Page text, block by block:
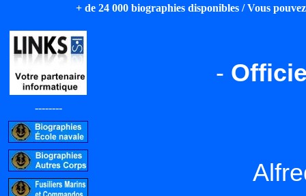
+ de 24 000 biographies disponibles / Vous
--------
-